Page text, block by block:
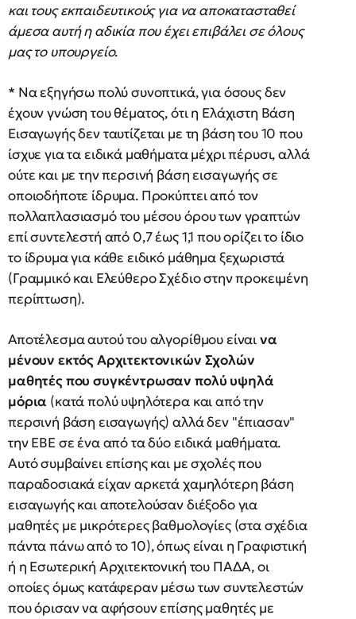
και τους εκπαιδευτικούς για να αποκατασταθεί
άμεσα αυτή η αδικία που έχει επιβάλει σε όλους
μας το υπουργείο.
* Να εξηγήσω πολύ συνοπτικά, για όσους δεν
έχουν γνώση του θέματος, ότι η Ελάχιστη Βάση
Εισαγωγής δεν ταυτίζεται με τη βάση του 10 που
ίσχυε για τα ειδικά μαθήματα μέχρι πέρυσι, αλλά
ούτε και με την περσινή βάση εισαγωγής σε
οποιοδήποτε ίδρυμα. Προκύπτει από τον
πολλαπλασιασμό του μέσου όρου των γραπτών
επί συντελεστή από 0,7 έως 1,1 που ορίζει το ίδιο
το ίδρυμα για κάθε ειδικό μάθημα ξεχωριστά
(Γραμμικό και Ελεύθερο Σχέδιο στην προκειμένη
περίπτωση).
Αποτέλεσμα αυτού του αλγορίθμου είναινα
μένουν εκτός Αρχιτεκτονικών Σχολών
μαθητές που συγκέντρωσαν πολύ υψηλά
μόρια (κατά πολύ υψηλότερα και από την
περσινή βάση εισαγωγής) αλλά δεν "έπιασαν"
την ΕΒΕ σε ένα από τα δύο ειδικά μαθήματα.
Αυτό συμβαίνει επίσης και με σχολές που
παραδοσιακά είχαν αρκετά χαμηλότερη βάση
εισαγωγής και αποτελούσαν διέξοδο για
μαθητές με μικρότερες βαθμολογίες (στα σχέδια
πάντα πάνω από το 10), όπως είναι η Γραφιστική
ή η Εσωτερική Αρχιτεκτονική του ΠΑΔΑ, οι
οποίες όμως κατάφεραν μέσω των συντελεστών
που όρισαν να αφήσουν επίσης μαθητές με